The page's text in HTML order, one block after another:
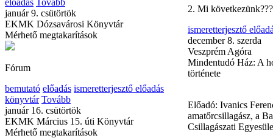
január 9. csütörtök
EKMK Dózsavárosi Könyvtár
Mérhető megtakarítások
Fórum
bemutató előadás ismeretterjesztő előadás
könyvtár Tovább
január 16. csütörtök
EKMK Március 15. úti Könyvtár
Mérhető megtakarítások
Belépő: 0.-
november 25. szerda
Veszprém Agóra
ELMARAD!
geo-történetek
ismeretterjesztő
december 8. szerda
Veszprém Agóra